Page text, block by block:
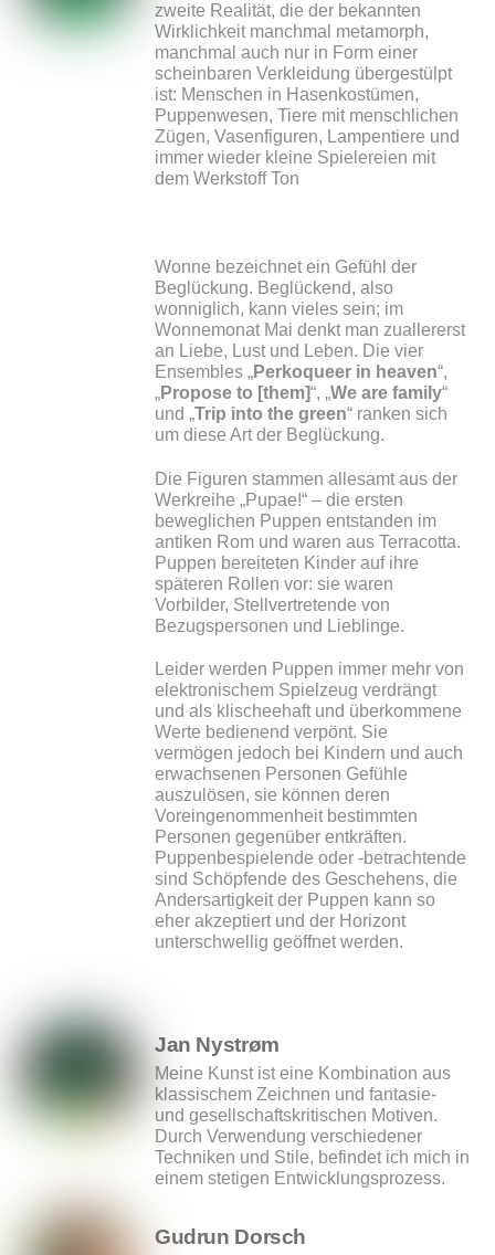
zweite Realität, die der bekannten
Wirklichkeit manchmal metamorph,
manchmal auch nur in Form einer
scheinbaren Verkleidung übergestülpt
ist: Menschen in Hasenkostümen,
Puppenwesen, Tiere mit menschlichen
Zügen, Vasenfiguren, Lampentiere und
immer wieder kleine Spielereien mit
dem Werkstoff Ton
Wonne bezeichnet ein Gefühl der
Beglückung. Beglückend, also
wonniglich, kann vieles sein; im
Wonnemonat Mai denkt man zuallererst
an Liebe, Lust und Leben. Die vier
Ensembles „Perkoqueer in heaven“,
„Propose to [them]“, „We are family“
und „Trip into the green“ ranken sich
um diese Art der Beglückung.
Die Figuren stammen allesamt aus der
Werkreihe „Pupae!“ – die ersten
beweglichen Puppen entstanden im
antiken Rom und waren aus Terracotta.
Puppen bereiteten Kinder auf ihre
späteren Rollen vor: sie waren
Vorbilder, Stellvertretende von
Bezugspersonen und Lieblinge.
Leider werden Puppen immer mehr von
elektronischem Spielzeug verdrängt
und als klischeehaft und überkommene
Werte bedienend verpönt. Sie
vermögen jedoch bei Kindern und auch
erwachsenen Personen Gefühle
auszulösen, sie können deren
Voreingenommenheit bestimmten
Personen gegenüber entkräften.
Puppenbespielende oder -betrachtende
sind Schöpfende des Geschehens, die
Andersartigkeit der Puppen kann so
eher akzeptiert und der Horizont
unterschwellig geöffnet werden.
Jan Nystrøm
Meine Kunst ist eine Kombination aus
klassischem Zeichnen und fantasie-
und gesellschaftskritischen Motiven.
Durch Verwendung verschiedener
Techniken und Stile, befindet ich mich in
einem stetigen Entwicklungsprozess.
Gudrun Dorsch